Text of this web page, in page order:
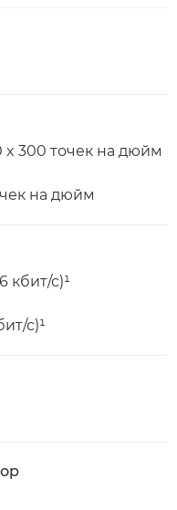
300 точек на дюйм
на дюйм
кбит/с)¹
с)¹